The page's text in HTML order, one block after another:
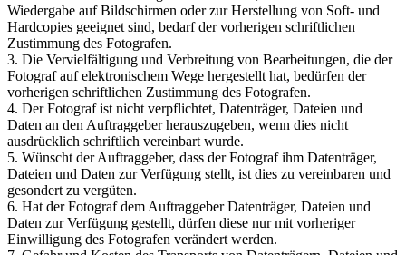
Wiedergabe auf Bildschirmen oder zur Herstellung von Soft- und
Hardcopies geeignet sind, bedarf der vorherigen schriftlichen
Zustimmung des Fotografen.
3. Die Vervielfältigung und Verbreitung von Bearbeitungen, die der
Fotograf auf elektronischem Wege hergestellt hat, bedürfen der
vorherigen schriftlichen Zustimmung des Fotografen.
4. Der Fotograf ist nicht verpflichtet, Datenträger, Dateien und
Daten an den Auftraggeber herauszugeben, wenn dies nicht
ausdrücklich schriftlich vereinbart wurde.
5. Wünscht der Auftraggeber, dass der Fotograf ihm Datenträger,
Dateien und Daten zur Verfügung stellt, ist dies zu vereinbaren und
gesondert zu vergüten.
6. Hat der Fotograf dem Auftraggeber Datenträger, Dateien und
Daten zur Verfügung gestellt, dürfen diese nur mit vorheriger
Einwilligung des Fotografen verändert werden.